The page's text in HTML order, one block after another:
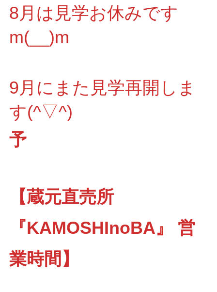
8月は見学お休みです
m(__)m
9月にまた見学再開しま
す(^▽^)
予
【蔵元直売所
『KAMOSHInoBA』 営
業時間】